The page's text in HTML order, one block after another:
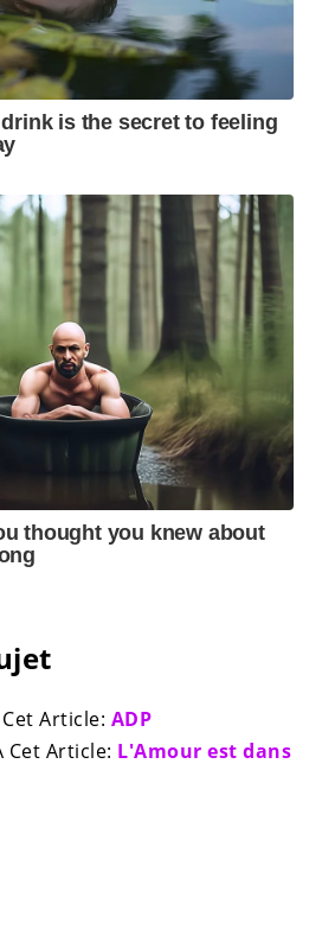
Article: ADP
Cet Article: L'Amour est dans